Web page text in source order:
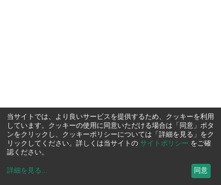
当サイトでは、より良いサービスを提供するため、クッキーを利用
しています。クッキーの使用に同意いただける場合は「同意」ボタ
ンをクリックし、クッキーポリシーについては「詳細を見る」をク
リックしてください。詳しくは当サイトの サイトポリシー をご確
認ください。
詳細を見る ... 同意